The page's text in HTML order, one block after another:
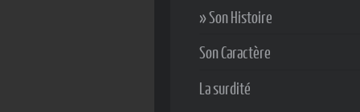
Son Histoire
Son Caractère
La surdité